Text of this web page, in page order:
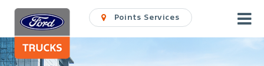
Points Services